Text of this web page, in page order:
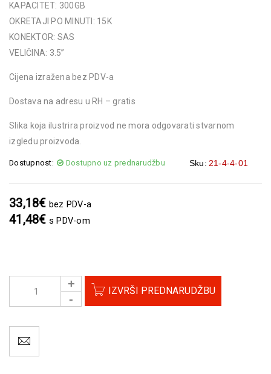
KAPACITET: 300GB
OKRETAJI PO MINUTI: 15K
KONEKTOR: SAS
VELIČINA: 3.5”
Cijena izražena bez PDV-a
Dostava na adresu u RH – gratis
Slika koja ilustrira proizvod ne mora odgovarati stvarnom
izgledu proizvoda.
Dostupnost: Dostupno uz prednarudžbu Sku: 21-4-4-01
33,18€ bez PDV-a
41,48€ s PDV-om
IZVRŠI PREDNARUDŽBU